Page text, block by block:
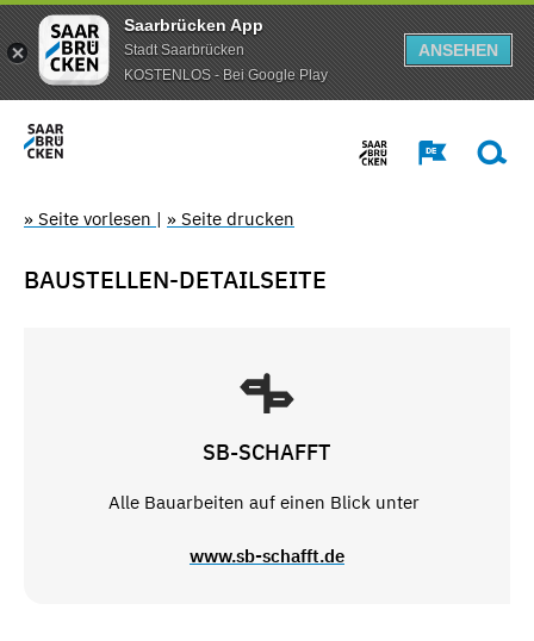
Saarbrücken App
Stadt Saarbrücken
KOSTENLOS - Bei Google Play
ANSEHEN
» Seite vorlesen | » Seite drucken
BAUSTELLEN-DETAILSEITE
SB-SCHAFFT
Alle Bauarbeiten auf einen Blick unter
www.sb-schafft.de